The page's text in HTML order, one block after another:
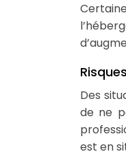
Des
de ne
est en